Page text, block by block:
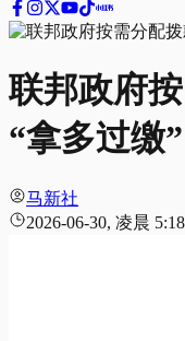
联邦政府
“拿多过缴
马新社
2026-06-30, 凌晨 5:18